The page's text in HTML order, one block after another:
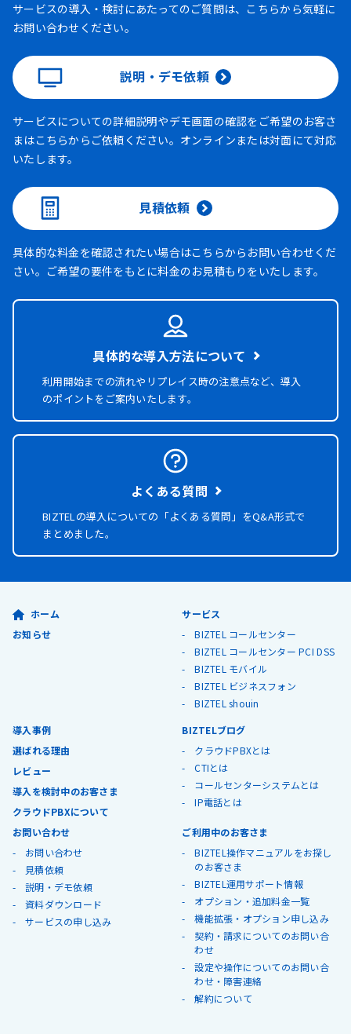
サービスの導入・検討にあたってのご質問は、こちらから気軽に
お問い合わせください。
説明・デモ依頼
サービスについての詳細説明やデモ画面の確認をご希望のお客さ
まはこちらからご依頼ください。オンラインまたは対面にて対応
いたします。
見積依頼
具体的な料金を確認されたい場合はこちらからお問い合わせくだ
さい。ご希望の要件をもとに料金のお見積もりをいたします。
具体的な導入方法について
利用開始までの流れやリプレイス時の注意点など、導入
のポイントをご案内いたします。
よくある質問
BIZTELの導入についての「よくある質問」をQ&A形式で
まとめました。
ホーム
お知らせ
サービス
BIZTEL コールセンター
BIZTEL コールセンター PCI DSS
BIZTEL モバイル
BIZTEL ビジネスフォン
BIZTEL shouin
導入事例
選ばれる理由
レビュー
導入を検討中のお客さま
クラウドPBXについて
BIZTELブログ
クラウドPBXとは
CTIとは
コールセンターシステムとは
IP電話とは
お問い合わせ
お問い合わせ
見積依頼
説明・デモ依頼
資料ダウンロード
サービスの申し込み
ご利用中のお客さま
BIZTEL操作マニュアルをお探し
のお客さま
BIZTEL運用サポート情報
オプション・追加料金一覧
機能拡張・オプション申し込み
契約・請求についてのお問い合
わせ
設定や操作についてのお問い合
わせ・障害連絡
解約について